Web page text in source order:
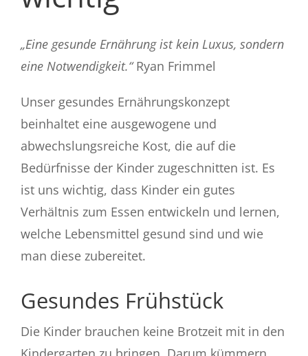
„Eine gesunde Ernährung ist kein Luxus, sondern
eine Notwendigkeit.“Ryan Frimmel
Unser gesundes Ernährungskonzept
beinhaltet eine ausgewogene und
abwechslungsreiche Kost, die auf die
Bedürfnisse der Kinder zugeschnitten ist. Es
ist uns wichtig, dass Kinder ein gutes
Verhältnis zum Essen entwickeln und lernen,
welche Lebensmittel gesund sind und wie
man diese zubereitet.
Gesundes Frühstück
Die Kinder brauchen keine Brotzeit mit in den